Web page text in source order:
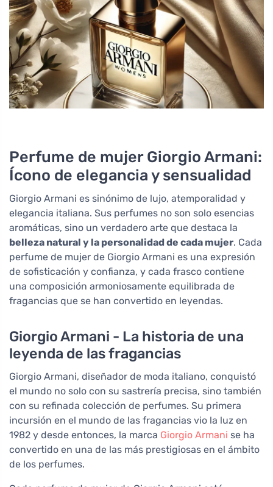
Perfume de mujer Giorgio Armani:
Ícono de elegancia y sensualidad
Giorgio Armani es sinónimo de lujo, atemporalidad y
elegancia italiana. Sus perfumes no son solo esencias
aromáticas, sino un verdadero arte que destaca la
belleza natural y la personalidad de cada mujer. Cada
perfume de mujer de Giorgio Armani es una expresión
de sofisticación y confianza, y cada frasco contiene
una composición armoniosamente equilibrada de
fragancias que se han convertido en leyendas.
Giorgio Armani - La historia de una
leyenda de las fragancias
Giorgio Armani, diseñador de moda italiano, conquistó
el mundo no solo con su sastrería precisa, sino también
con su refinada colección de perfumes. Su primera
incursión en el mundo de las fragancias vio la luz en
1982 y desde entonces, la marca Giorgio Armani se ha
convertido en una de las más prestigiosas en el ámbito
de los perfumes.